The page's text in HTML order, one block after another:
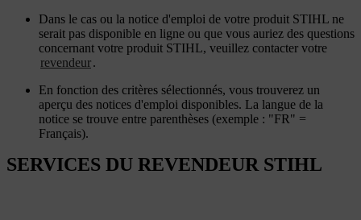
Dans le cas ou la notice d'emploi de votre produit STIHL ne
serait pas disponible en ligne ou que vous auriez des questions
concernant votre produit STIHL, veuillez contacter votre
revendeur.
En fonction des critères sélectionnés, vous trouverez un
aperçu des notices d'emploi disponibles. La langue de la
notice se trouve entre parenthèses (exemple : "FR" =
Français).
SERVICES DU REVENDEUR STIHL